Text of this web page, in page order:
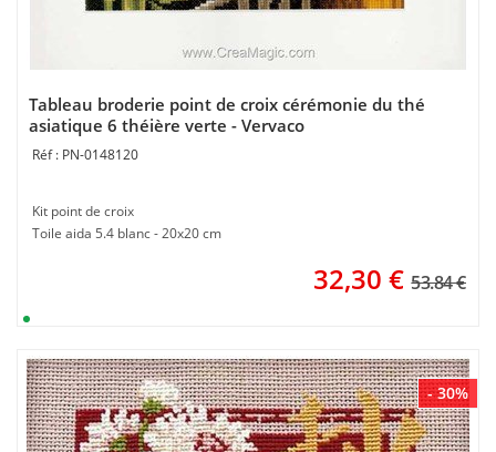
Tableau broderie point de croix cérémonie du thé
asiatique 6 théière verte - Vervaco
PN-0148120
Kit point de croix
Toile aida 5.4 blanc - 20x20 cm
32,30 € 53.84 €
- 30%